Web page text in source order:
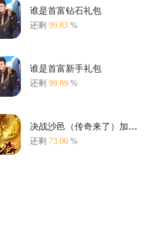
谁是首富钻石礼包
还剩 99.83 %
谁是首富新手礼包
还剩 99.89 %
决战沙邑（传奇来了）加群礼包
还剩 73.00 %